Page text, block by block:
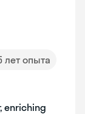
лет опыта
enriching